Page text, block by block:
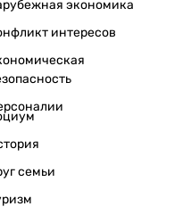
экономика
интересов
семьи